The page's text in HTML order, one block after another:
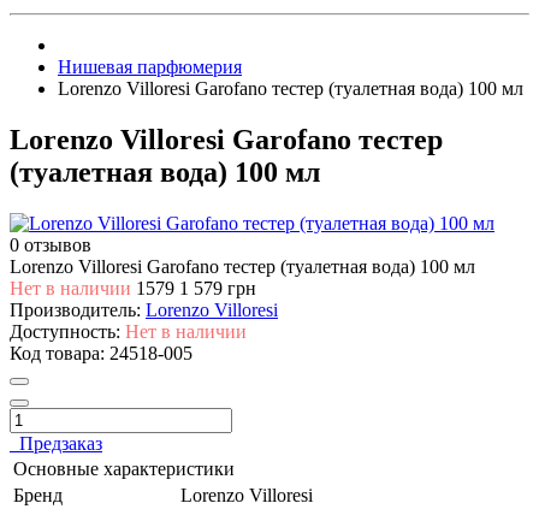
Нишевая парфюмерия
Lorenzo Villoresi Garofano тестер (туалетная вода) 100 мл
Lorenzo Villoresi Garofano тестер
(туалетная вода) 100 мл
0 отзывов
Lorenzo Villoresi Garofano тестер (туалетная вода) 100 мл
Нет в наличии 1579 1 579 грн
Производитель: Lorenzo Villoresi
Доступность: Нет в наличии
Код товара: 24518-005
Предзаказ
Основные характеристики
Бренд
Lorenzo Villoresi